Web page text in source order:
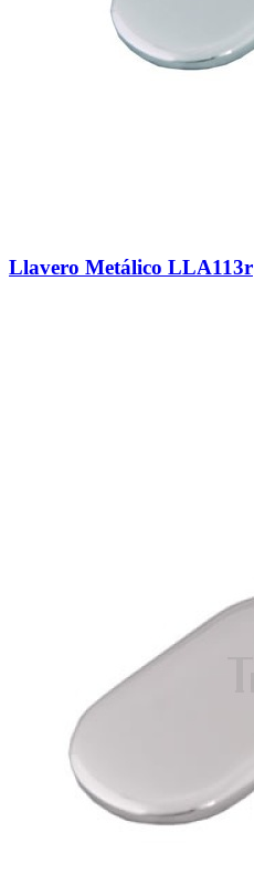
Llavero Metálico LLA113r